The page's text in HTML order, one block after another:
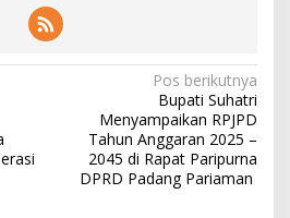
Pos berikutnya
Bupati Suhatri
Menyampaikan RPJPD
Tahun Anggaran 2025 –
2045 di Rapat Paripurna
DPRD Padang Pariaman